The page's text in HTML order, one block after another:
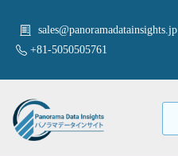
sales@panoramadatainsights.jp
+81-5050505761